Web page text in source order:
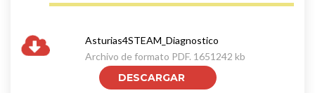
Asturias4STEAM_Diagnostico
Archivo de formato PDF. 1651242 kb
DESCARGAR